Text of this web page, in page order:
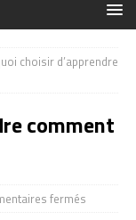
choisir d’apprendre
comment
fermés